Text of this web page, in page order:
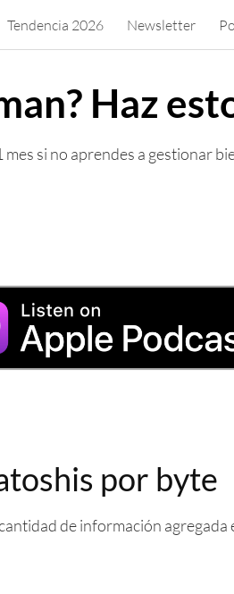
Tendencia 2026 Newsletter
Haz
si no aprendes a gestionar
por byte
de información